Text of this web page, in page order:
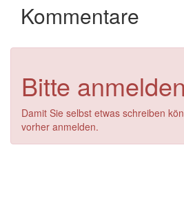
Kommentare
Bitte anmelden
Damit Sie selbst etwas schreiben
vorher anmelden.